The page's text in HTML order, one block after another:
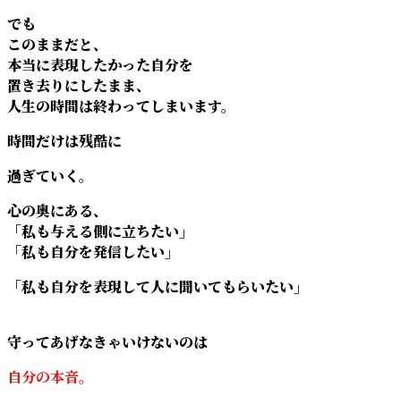
でも
このままだと、
本当に表現したかった自分を
置き去りにしたまま、
人生の時間は終わってしまいます。
時間だけは残酷に
過ぎていく。
心の奥にある、
「私も与える側に立ちたい」
「私も自分を発信したい」
「私も自分を表現して人に聞いてもらいたい」
守ってあげなきゃいけないのは
自分の本音。